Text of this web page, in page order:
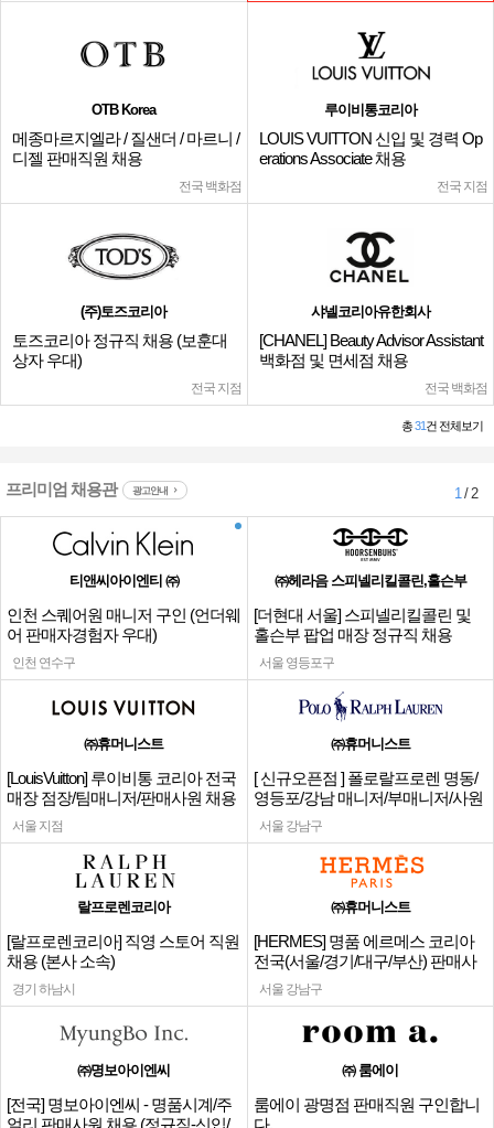
OTB Korea
메종마르지엘라 / 질샌더 / 마르니 /
디젤 판매직원 채용
전국 백화점
루이비통코리아
LOUIS VUITTON 신입 및 경력 Op
erations Associate 채용
전국 지점
(주)토즈코리아
토즈코리아 정규직 채용 (보훈대
상자 우대)
전국 지점
샤넬코리아유한회사
[CHANEL] Beauty Advisor Assistant
백화점 및 면세점 채용
전국 백화점
총31건 전체보기
프리미엄 채용관 광고안내 1/ 2
티앤씨아이엔티 ㈜
인천 스퀘어원 매니저 구인 (언더웨
어 판매자경험자 우대)
인천 연수구
㈜헤라음 스피넬리킬콜린,홀슨부
[더현대 서울] 스피넬리킬콜린 및
홀슨부 팝업 매장 정규직 채용
서울 영등포구
㈜휴머니스트
[LouisVuitton] 루이비통 코리아 전국
매장 점장/팀매니저/판매사원 채용
서울 지점
㈜휴머니스트
[ 신규오픈점 ] 폴로랄프로렌 명동/
영등포/강남 매니저/부매니저/사원
서울 강남구
랄프로렌코리아
[랄프로렌코리아] 직영 스토어 직원
채용 (본사 소속)
경기 하남시
㈜휴머니스트
[HERMES] 명품 에르메스 코리아
전국(서울/경기/대구/부산) 판매사
원
서울 강남구
㈜명보아이엔씨
[전국] 명보아이엔씨 - 명품시계/주
얼리 판매사원 채용 (정규직-신입/
㈜ 룸에이
룸에이 광명점 판매직원 구인합니
다.